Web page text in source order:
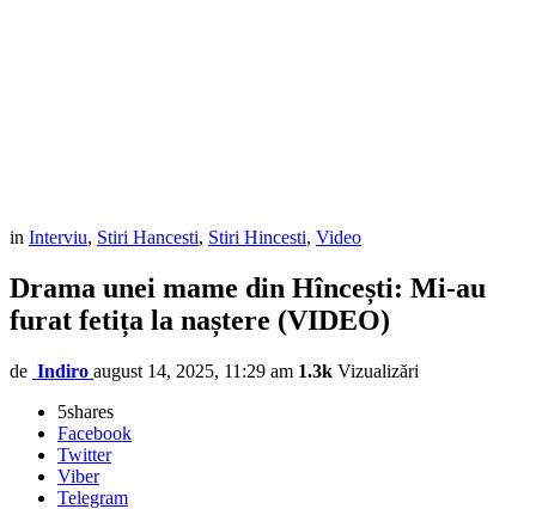
in Interviu, Stiri Hancesti, Stiri Hincesti, Video
Drama unei mame din Hîncești: Mi-au
furat fetița la naștere (VIDEO)
de Indiro august 14, 2025, 11:29 am 1.3k Vizualizări
5shares
Facebook
Twitter
Viber
Telegram